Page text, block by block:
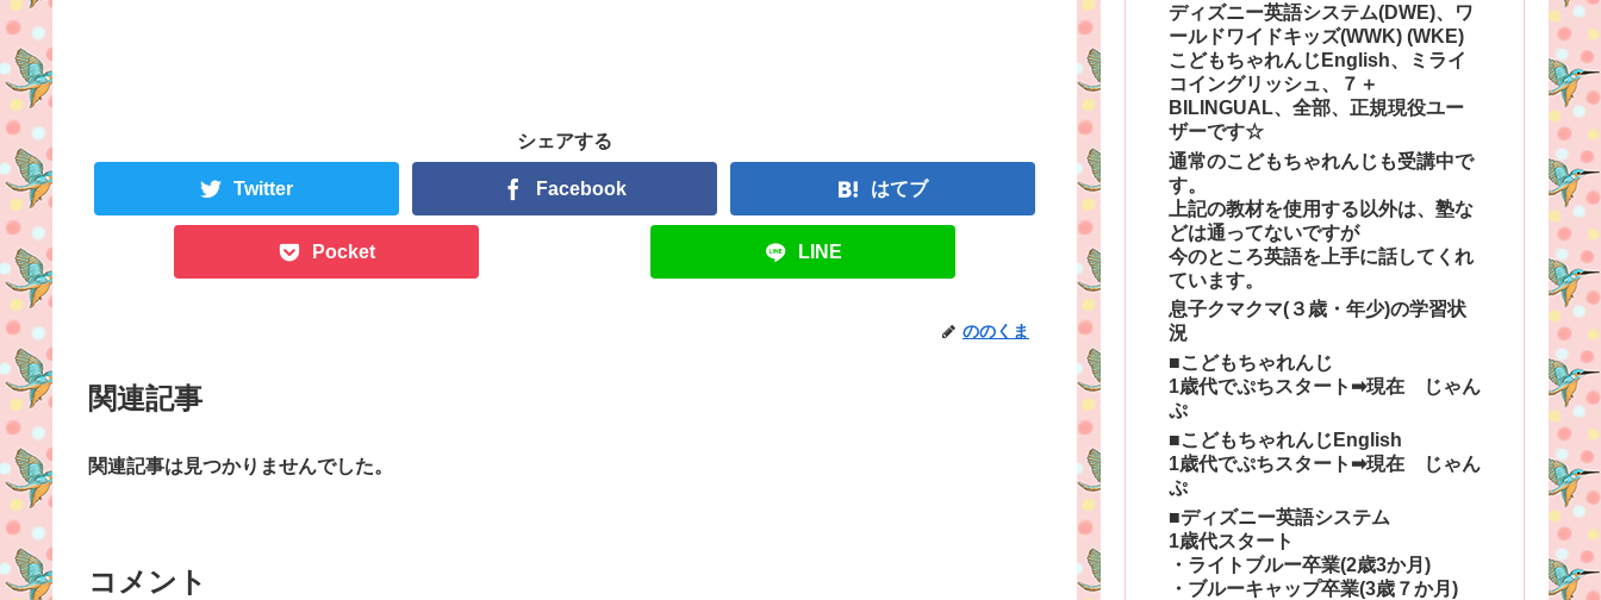
シェアする
Twitter Facebook はてブ
Pocket LINE
ののくま
関連記事
関連記事は見つかりませんでした。
コメント
ディズニー英語システム(DWE)、ワ
ールドワイドキッズ(WWK) (WKE)
こどもちゃれんじEnglish、ミライ
コイングリッシュ、７＋
BILINGUAL、全部、正規現役ユー
ザーです☆
通常のこどもちゃれんじも受講中で
す。
上記の教材を使用する以外は、塾な
どは通ってないですが
今のところ英語を上手に話してくれ
ています。
息子クマクマ(３歳・年少)の学習状
況
■こどもちゃれんじ
1歳代でぷちスタート➡現在 じゃん
ぷ
■こどもちゃれんじEnglish
1歳代でぷちスタート➡現在 じゃん
ぷ
■ディズニー英語システム
1歳代スタート
・ライトブルー卒業(2歳3か月)
・ブルーキャップ卒業(3歳７か月)